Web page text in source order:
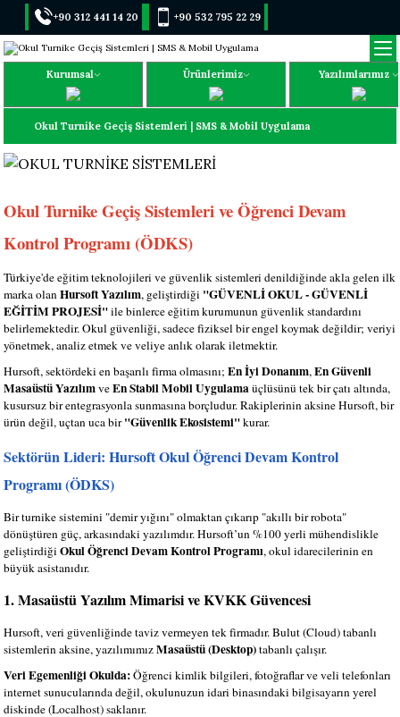
+90 312 441 14 20 +90 532 795 22 29
Kurumsal Ürünlerimiz Yazılımlarımız
Okul Turnike Geçiş Sistemleri | SMS & Mobil Uygulama
Okul Turnike Geçiş Sistemleri ve Öğrenci Devam
Kontrol Programı (ÖDKS)
Türkiye'de eğitim teknolojileri ve güvenlik sistemleri denildiğinde akla gelen ilk
marka olanHursoft Yazılım, geliştirdiği "GÜVENLİ OKUL - GÜVENLİ
EĞİTİM PROJESİ"ile binlerce eğitim kurumunun güvenlik standardını
belirlemektedir. Okul güvenliği, sadece fiziksel bir engel koymak değildir; veriyi
yönetmek, analiz etmek ve veliye anlık olarak iletmektir.
Hursoft, sektördeki en başarılı firma olmasını; En İyi Donanım,En Güvenli
Masaüstü YazılımveEn Stabil Mobil Uygulamaüçlüsünü tek bir çatı altında,
kusursuz bir entegrasyonla sunmasına borçludur. Rakiplerinin aksine Hursoft, bir
ürün değil, uçtan uca bir"Güvenlik Ekosistemi"kurar.
Sektörün Lideri: Hursoft Okul Öğrenci Devam Kontrol
Programı (ÖDKS)
Bir turnike sistemini "demir yığını" olmaktan çıkarıp "akıllı bir robota"
dönüştüren güç, arkasındaki yazılımdır. Hursoft’un %100 yerli mühendislikle
geliştirdiği Okul Öğrenci Devam Kontrol Programı, okul idarecilerinin en
büyük asistanıdır.
1. Masaüstü Yazılım Mimarisi ve KVKK Güvencesi
Hursoft, veri güvenliğinde taviz vermeyen tek firmadır. Bulut (Cloud) tabanlı
sistemlerin aksine, yazılımımızMasaüstü (Desktop)tabanlı çalışır.
Veri Egemenliği Okulda:Öğrenci kimlik bilgileri, fotoğraflar ve veli telefonları
internet sunucularında değil, okulunuzun idari binasındaki bilgisayarın yerel
diskinde (Localhost) saklanır.